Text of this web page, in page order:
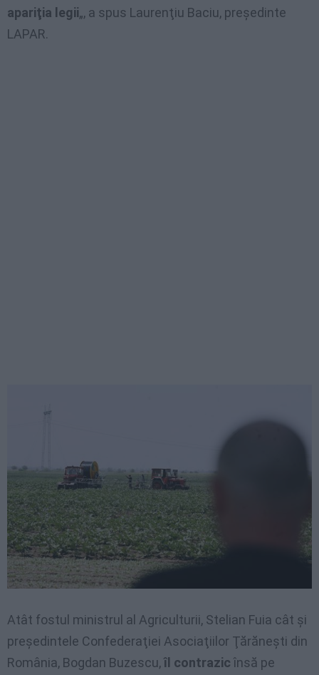
apariţia legii„, a spus Laurenţiu Baciu, preşedinte
LAPAR.
Atât fostul ministrul al Agriculturii, Stelian Fuia cât şi
preşedintele Confederaţiei Asociaţiilor Ţărăneşti din
România, Bogdan Buzescu,îl contrazic însă pe